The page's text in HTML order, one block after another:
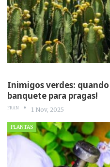
Inimigos verdes:
banquete para pragas!
FRAN 1 Nov, 2025
PLANTAS